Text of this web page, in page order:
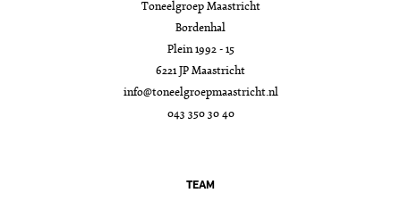
Toneelgroep Maastricht
Bordenhal
Plein 1992 - 15
6221 JP Maastricht
info@toneelgroepmaastricht.nl
043 350 30 40
TEAM